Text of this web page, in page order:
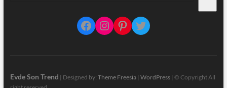
Facebook
Instagram
Pinterest
Twitter
Evde Son Trend | Designed by: Theme Freesia| WordPress| © Copyright All